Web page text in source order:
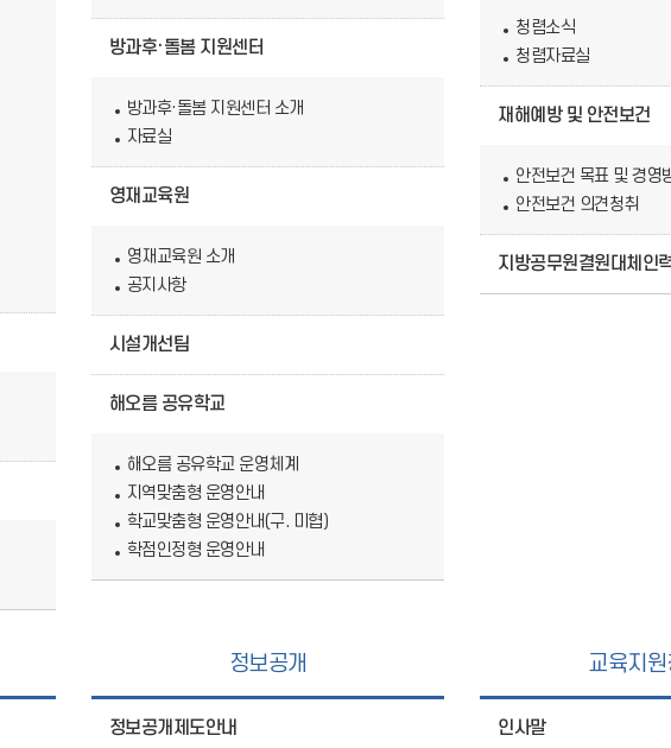
방과후·돌봄 지원센터
방과후·돌봄 지원센터 소개
자료실
영재교육원
영재교육원 소개
공지사항
시설개선팀
해오름 공유학교
해오름 공유학교 운영체계
지역맞춤형 운영안내
학교맞춤형 운영안내(구. 미협)
학점인정형 운영안내
청렴소식
청렴자료실
재해예방 및 안전보건
안전보건 목표 및 경영
안전보건 의견청취
지방공무원결원대체인
정보공개
정보공개제도안내
교육지원
인사말